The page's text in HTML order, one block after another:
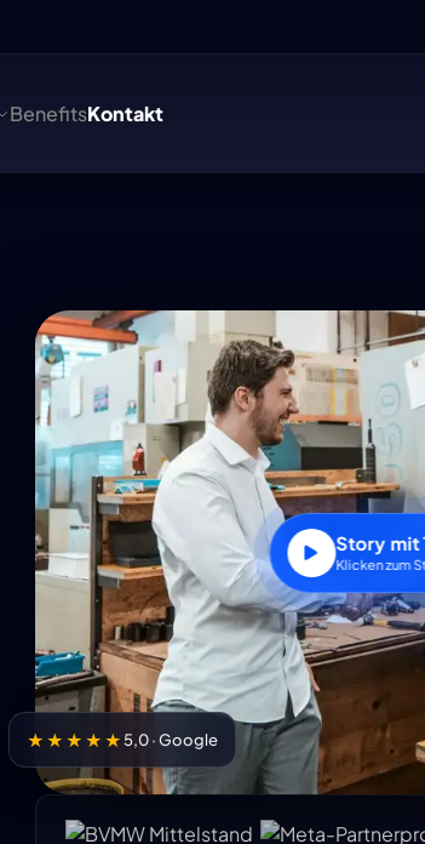
BenefitsKontakt
Story mit
Klicken zum
★★★★★5,0 · Google